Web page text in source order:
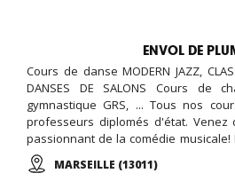
ENVOL DE
Cours de danse MODERN JAZZ,
DANSES DE SALONS Cours de
gymnastique GRS, ... Tous nos
professeurs diplomés d'état. Venez
passionnant de la comédie musicale!
Stages vacances, Anniversaires, ...
MARSEILLE (13011)